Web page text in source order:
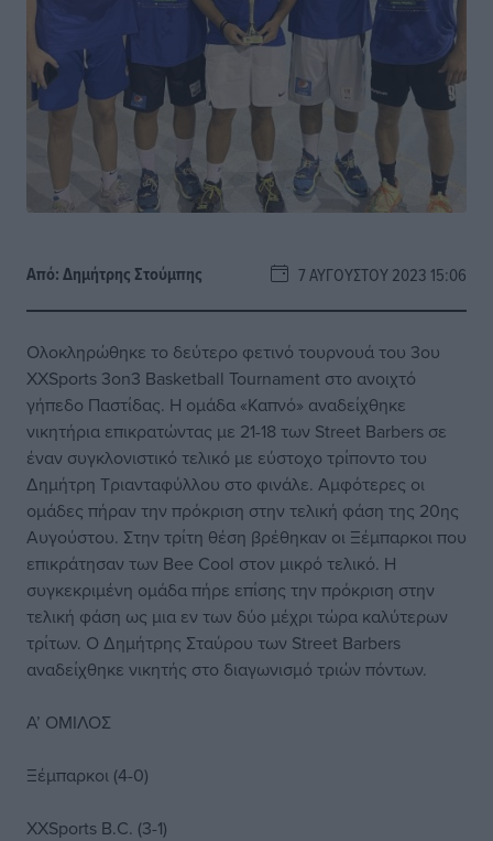
Από:Δημήτρης Στούμπης 7 ΑΥΓΟΎΣΤΟΥ 2023 15:06
Ολοκληρώθηκε το δεύτερο φετινό τουρνουά του 3ου
XXSports 3on3 Basketball Tournament στο ανοιχτό
γήπεδο Παστίδας. Η ομάδα «Καπνό» αναδείχθηκε
νικητήρια επικρατώντας με 21-18 των Street Barbers σε
έναν συγκλονιστικό τελικό με εύστοχο τρίποντο του
Δημήτρη Τριανταφύλλου στο φινάλε. Αμφότερες οι
ομάδες πήραν την πρόκριση στην τελική φάση της 20ης
Αυγούστου. Στην τρίτη θέση βρέθηκαν οι Ξέμπαρκοι που
επικράτησαν των Bee Cool στον μικρό τελικό. Η
συγκεκριμένη ομάδα πήρε επίσης την πρόκριση στην
τελική φάση ως μια εν των δύο μέχρι τώρα καλύτερων
τρίτων. Ο Δημήτρης Σταύρου των Street Barbers
αναδείχθηκε νικητής στο διαγωνισμό τριών πόντων.
Α’ ΟΜΙΛΟΣ
Ξέμπαρκοι (4-0)
ΧΧSports B.C. (3-1)